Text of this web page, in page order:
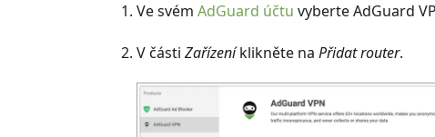
Ve svém AdGuard účtu vyberte AdGuard
V části Zařízeníklikněte na Přidat router.